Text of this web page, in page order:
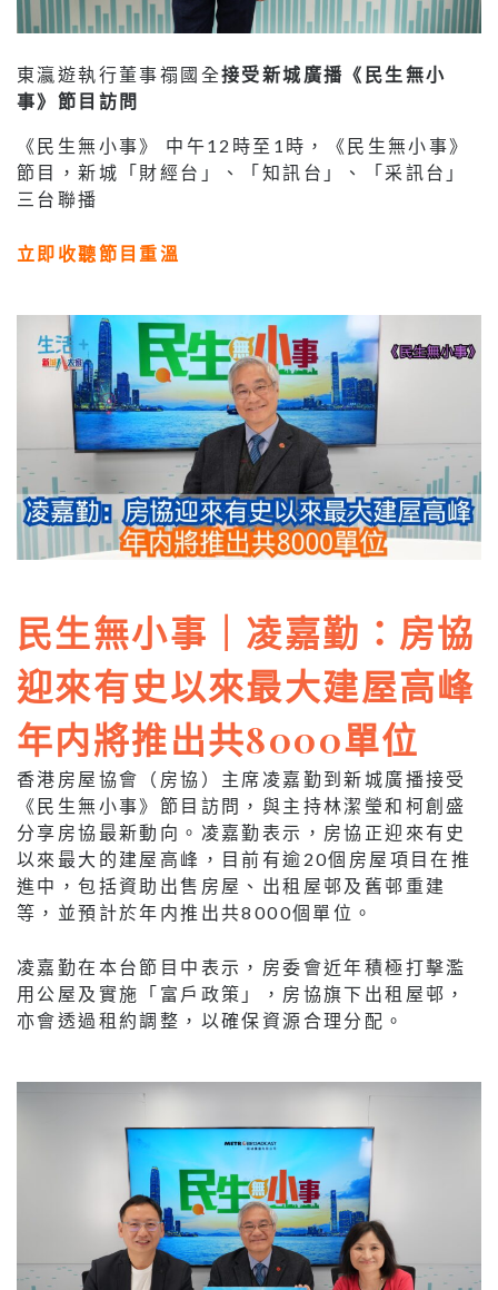
東瀛遊執行董事禤國全接受新城廣播 《民生無小
事》節目訪問
《民生無小事》 中午12時至1時，《民生無小事》
節目，新城「財經台」、「知訊台」、「采訊台」
三台聯播
立即收聽節目重溫
民生無小事｜凌嘉勤：房協
迎來有史以來最大建屋高峰
年内將推出共8000單位
香港房屋協會（房協）主席凌嘉勤到新城廣播接受
《民生無小事》節目訪問，與主持林潔瑩和柯創盛
分享房協最新動向。凌嘉勤表示，房協正迎來有史
以來最大的建屋高峰，目前有逾20個房屋項目在推
進中，包括資助出售房屋、出租屋邨及舊邨重建
等，並預計於年内推出共8000個單位。
凌嘉勤在本台節目中表示，房委會近年積極打擊濫
用公屋及實施「富戶政策」，房協旗下出租屋邨，
亦會透過租約調整，以確保資源合理分配。